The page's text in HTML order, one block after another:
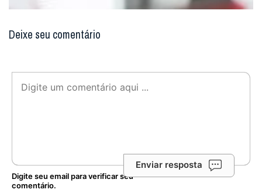
Deixe seu comentário
Enviar resposta
Digite seu email para verificar seu
comentário.